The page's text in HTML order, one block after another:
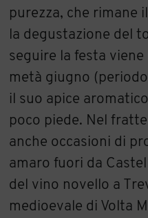
purezza, che rimane
la degustazione del
seguire la festa
metà giugno
il suo apice
poco piede. Nel
anche occasioni di
amaro fuori da
del vino novello a
medioevale di Volta